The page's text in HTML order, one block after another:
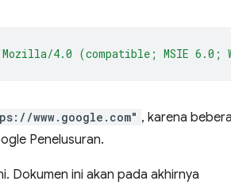
4.0 (compatible; MSIE 6.0;
www.google.com" , karena
Penelusuran.
Dokumen ini akan pada akhirnya